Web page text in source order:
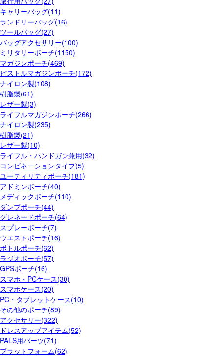
キャリーバッグ(11)
ランドリーバッグ(16)
ツールバッグ(27)
バッグアクセサリー(100)
ミリタリーポーチ(1150)
マガジンポーチ(469)
ピストルマガジンポーチ(172)
ナイロン製(108)
樹脂製(61)
レザー製(3)
ライフルマガジンポーチ(266)
ナイロン製(235)
樹脂製(21)
レザー製(10)
ライフル・ハンドガン兼用(32)
コンビネーションタイプ(5)
ユーティリティポーチ(181)
アドミンポーチ(40)
メディックポーチ(110)
ダンプポーチ(44)
グレネードポーチ(64)
スプレーポーチ(7)
ウエストポーチ(16)
ボトルポーチ(62)
ラジオポーチ(57)
GPSポーチ(16)
スマホ・PCケース(30)
スマホケース(20)
PC・タブレットケース(10)
その他のポーチ(89)
アクセサリー(322)
ドレスアップアイテム(52)
PALS用パーツ(71)
プラットフォーム(62)